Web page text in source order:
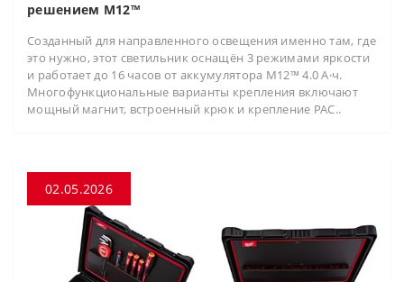
решением M12™
Созданный для направленного освещения именно там, где
это нужно, этот светильник оснащён 3 режимами яркости
и работает до 16 часов от аккумулятора M12™ 4.0 А·ч.
Многофункциональные варианты крепления включают
мощный магнит, встроенный крюк и крепление PAC..
02.05.2026